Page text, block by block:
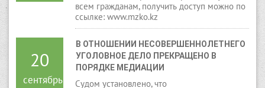
всем гражданам, получить доступ можно по
ссылке: www.mzko.kz
20
сентябрь
В ОТНОШЕНИИ НЕСОВЕРШЕННОЛЕТНЕГО
УГОЛОВНОЕ ДЕЛО ПРЕКРАЩЕНО В
ПОРЯДКЕ МЕДИАЦИИ
Судом установлено, что